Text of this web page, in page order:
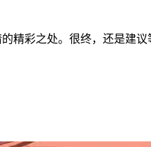
精彩之处。很终，还是建